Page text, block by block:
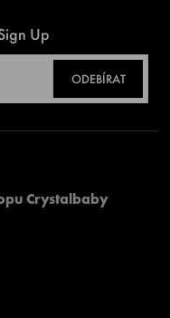
Up
ODEBÍRAT
Crystalbaby